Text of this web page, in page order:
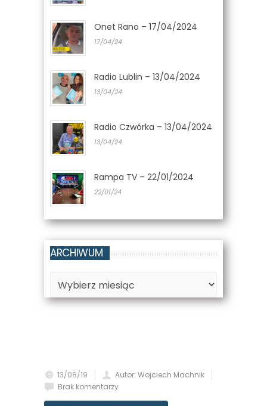
Onet Rano – 17/04/2024
17/04/24
Radio Lublin – 13/04/2024
13/04/24
Radio Czwórka – 13/04/2024
13/04/24
Rampa TV – 22/01/2024
22/01/24
ARCHIWUM
Archiwum
13/08/19
Autor: Wojciech Machnik
Brak komentarzy